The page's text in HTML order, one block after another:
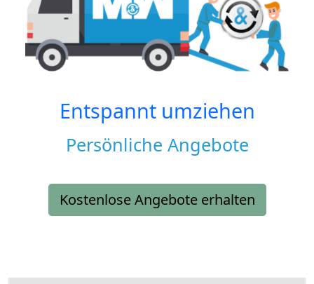
Entspannt umziehen
Persönliche Angebote
Kostenlose Angebote erhalten